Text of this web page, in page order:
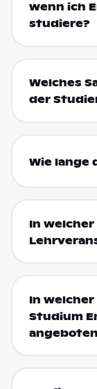
wenn ich
studiere?
Welches
der
Wie lange
In
In welcher
Studium